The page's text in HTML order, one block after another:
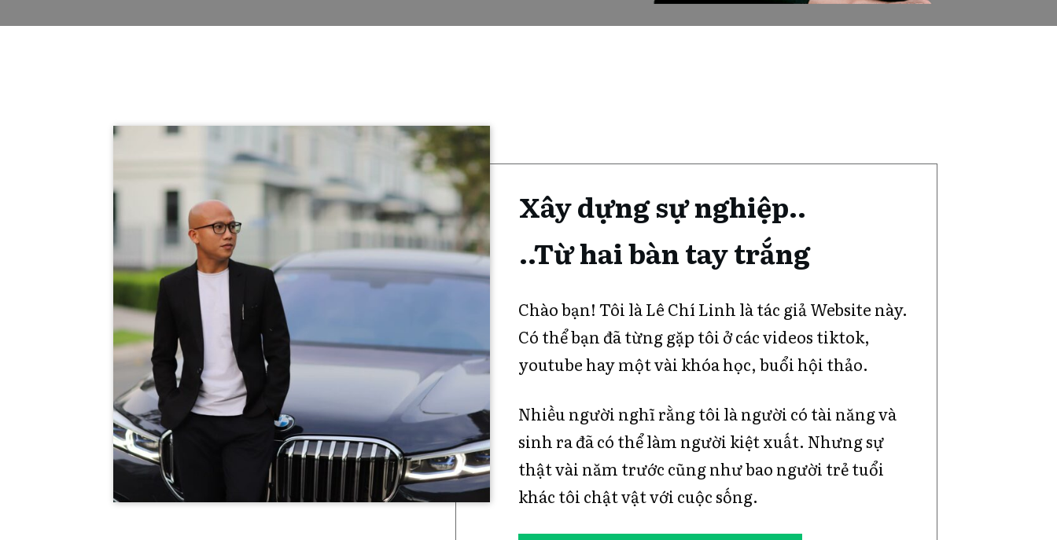
Xây dựng sự nghiệp..
..Từ hai bàn tay trắng
Chào bạn! Tôi là Lê Chí Linh là tác giả Website này.
Có thể bạn đã từng gặp tôi ở các videos tiktok,
youtube hay một vài khóa học, buổi hội thảo.
Nhiều người nghĩ rằng tôi là người có tài năng và
sinh ra đã có thể làm người kiệt xuất. Nhưng sự
thật vài năm trước cũng như bao người trẻ tuổi
khác tôi chật vật với cuộc sống.